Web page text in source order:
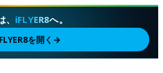
iFLYER8へ。
を開く →